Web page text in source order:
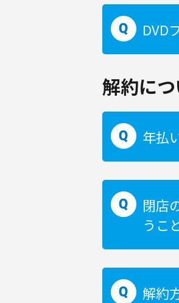
DVD
解約につ
年払
閉店
うこ
解約